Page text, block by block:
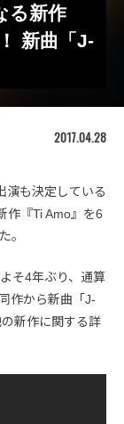
る新作
新曲「J-
2017.04.28
演も決定している
作『Ti Amo』を6
。
そ4年ぶり、通算
作から新曲「J-
新作に関する詳